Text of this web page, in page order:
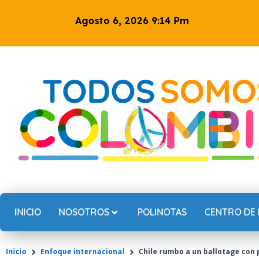
Agosto 6, 2026 9:14 Pm
INICIO NOSOTROS POLINOTAS CENTRO DE
Inicio Enfoque internacional Chile rumbo a un ballotage